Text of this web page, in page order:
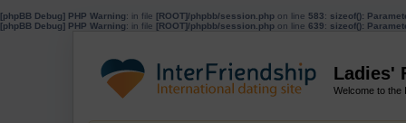
[phpBB Debug] PHP Warning: in file [ROOT]/phpbb/session.php on line 583: sizeof():
[phpBB Debug] PHP Warning: in file [ROOT]/phpbb/session.php on line 639: sizeof():
Ladies'
Welcome to the